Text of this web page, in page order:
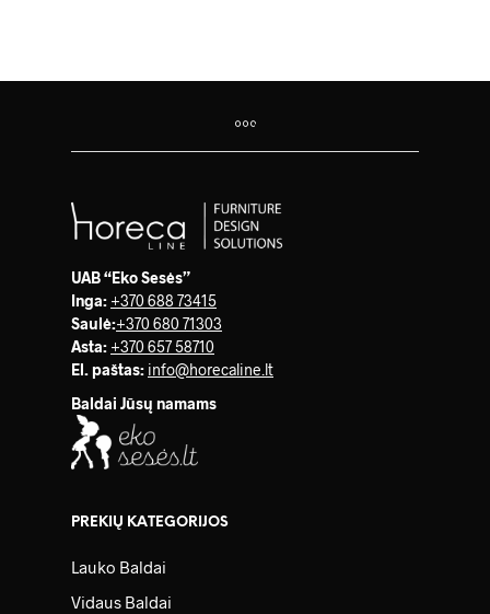
UAB “Eko Sesės”
Inga: +370 688 73415
Saulė:+370 680 71303
Asta: +370 657 58710
El. paštas: info@horecaline.lt
Baldai Jūsų namams
PREKIŲ KATEGORIJOS
Lauko Baldai
Vidaus Baldai